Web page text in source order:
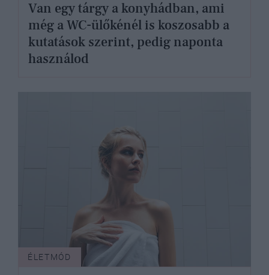
Van egy tárgy a konyhádban, ami
még a WC-ülőkénél is koszosabb a
kutatások szerint, pedig naponta
használod
ÉLETMÓD